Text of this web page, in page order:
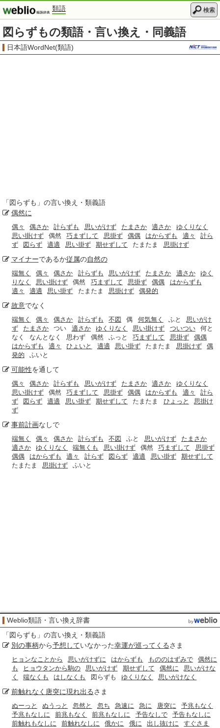
類語 検索
図らずもの類語・言い換え・同義語
日本語WordNet(類語)
「図らずも 」の言い換え・類義語
偶然に
偶々 偶さか 計らずも 思いがけず たまさか 適さか
ゆくりなく
思い掛けず
偶然 巧まずして 思掛ず 偶偶 はからずも 適々
計ら
ず
図らず 適適 思い掛ず 期せずして たまたま 思掛けず
マイナーであるか従属の自然の
端無く 偶々 偶さか 計らずも 思いがけず たまさか 適さか
ゆく
りなく
思い掛けず 偶然 巧まずして 思掛ず 偶偶
はからずも
適々
適適 思い掛ず たまたま 思掛けず 偶発的
故意でなく
端無く 偶々 偶さか 計らずも 不図 偶 何気無く ふと
思いがけ
ず
たまさか つい 適さか ゆくりなく 思い掛けず ついつい
何と
なく
なんとなく 思わず 偶然 ふっと 巧まずして 思掛ず
偶偶
はからずも
適々 ひょいと 適適 思い掛ず たまたま 思掛けず
偶
発的
ふいと
可能性を通して
偶々 偶さか 計らずも 思いがけず たまさか 適さか
ゆくりなく
思い掛けず
偶然 巧まずして 思掛ず 偶偶 はからずも 適々
計ら
ず
図らず 適適 思い掛ず 期せずして たまたま ひょっと
思掛け
ず
事前計画なしで
端無く 偶々 偶さか 計らずも 不図 ふと 思いがけず
たまさか
適さか
ゆくりなく 端無くも 思い掛けず 偶然 巧まずして
思掛ず
偶偶
はからずも 適々 計らず 図らず 適適 思い掛ず
期せずして
たまたま
思掛けず ふいと
Weblio類語・言い換え辞書
「図らずも 」の言い換え・類義語
別の事柄から予想していなかった幸運が巡ってくるさま
ヒョンなことから 思いがけずに はからずも もののはずみで
偶然に
も
ヒョウタンから駒の 思いがけず 期せずして 偶然に
思いがけな
く
端なくも はしなくも 図らずも ゆくりなく 思いがけなく
前触れなく 唐突に現れ出るさま
ぬーっと ぬうっと 忽然と 忽ち 急速に 急に 唐突に
予兆もなく
予兆もなしに
前兆もなく 前兆もなしに 予告なしで
予告もなしに
前触れもなしに
前触れなしに 俄かに 俄に 出し抜けに
すぐさま